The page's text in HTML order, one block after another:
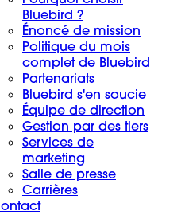
Bluebird ?
Énoncé de mission
Politique du mois
complet de Bluebird
Partenariats
Bluebird s'en soucie
Équipe de direction
Gestion par des tiers
Services de
marketing
Salle de presse
Carrières